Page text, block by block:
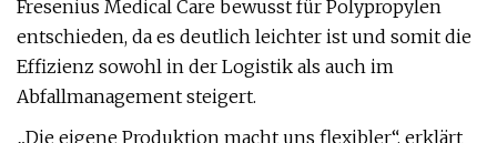
Fresenius Medical Care bewusst für Polypropylen
entschieden, da es deutlich leichter ist und somit die
Effizienz sowohl in der Logistik als auch im
Abfallmanagement steigert.
„Die eigene Produktion macht uns flexibler“, erklärt